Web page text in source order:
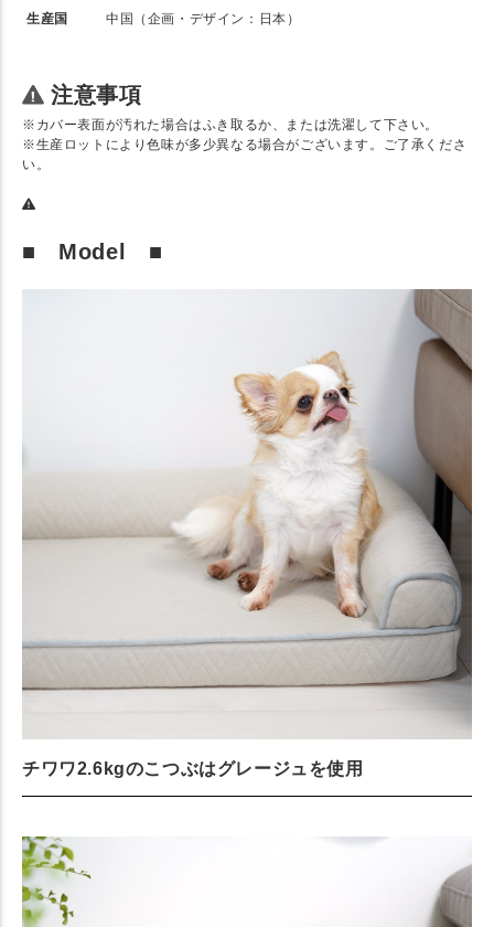
生産国
中国（企画・デザイン：日本）
注意事項
※カバー表面が汚れた場合はふき取るか、または洗濯して下さい。
※生産ロットにより色味が多少異なる場合がございます。ご了承くださ
い。
■ Model ■
チワワ2.6kgのこつぶはグレージュを使用